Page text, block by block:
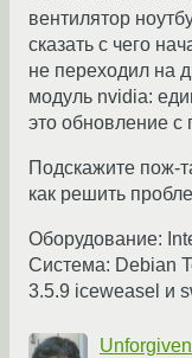
вентилятор
сказать с чего
не переходил на
модуль nvidia:
это обновление
Подскажите пож-
как решить
Оборудование:
Система: Debian
3.5.9 iceweasel и
Unforgiven